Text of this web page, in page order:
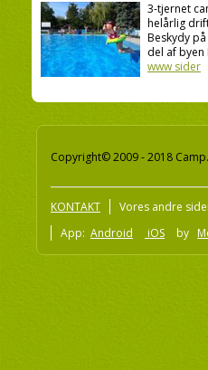
3-tjernet
helårlig
Beskydy
del af byen
www sider
Copyright© 2009 - 2018
KONTAKT Vores andre
App: Android iOS by